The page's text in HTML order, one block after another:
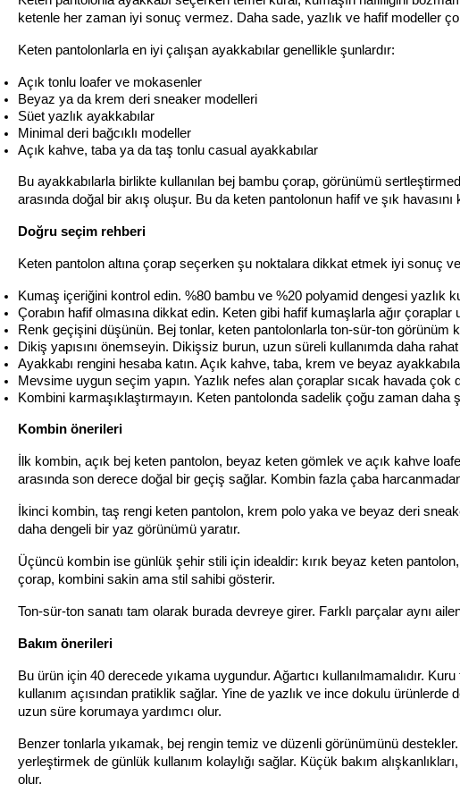
ketenle her zaman iyi sonuç vermez. Daha sade, yazlık ve hafif modeller
Keten pantolonlarla en iyi çalışan ayakkabılar genellikle şunlardır:
Açık tonlu loafer ve mokasenler
Beyaz ya da krem deri sneaker modelleri
Süet yazlık ayakkabılar
Minimal deri bağcıklı modeller
Açık kahve, taba ya da taş tonlu casual ayakkabılar
Bu ayakkabılarla birlikte kullanılan bej bambu çorap, görünümü
arasında doğal bir akış oluşur. Bu da keten pantolonun hafif ve şık havasını
Doğru seçim rehberi
Keten pantolon altına çorap seçerken şu noktalara dikkat etmek iyi sonuç
Kumaş içeriğini kontrol edin. %80 bambu ve %20 polyamid dengesi yazlık
Çorabın hafif olmasına dikkat edin. Keten gibi hafif kumaşlarla ağır çoraplar
Renk geçişini düşünün. Bej tonlar, keten pantolonlarla ton-sür-ton görünüm
Dikiş yapısını önemseyin. Dikişsiz burun, uzun süreli kullanımda daha
Ayakkabı rengini hesaba katın. Açık kahve, taba, krem ve beyaz
Mevsime uygun seçim yapın. Yazlık nefes alan çoraplar sıcak havada çok
Kombini karmaşıklaştırmayın. Keten pantolonda sadelik çoğu zaman daha
Kombin önerileri
İlk kombin, açık bej keten pantolon, beyaz keten gömlek ve açık kahve
arasında son derece doğal bir geçiş sağlar. Kombin fazla çaba
İkinci kombin, taş rengi keten pantolon, krem polo yaka ve beyaz deri
daha dengeli bir yaz görünümü yaratır.
Üçüncü kombin ise günlük şehir stili için idealdir: kırık beyaz keten
çorap, kombini sakin ama stil sahibi gösterir.
Ton-sür-ton sanatı tam olarak burada devreye girer. Farklı parçalar aynı
Bakım önerileri
Bu ürün için 40 derecede yıkama uygundur. Ağartıcı kullanılmamalıdır.
kullanım açısından pratiklik sağlar. Yine de yazlık ve ince dokulu ürünlerde
uzun süre korumaya yardımcı olur.
Benzer tonlarla yıkamak, bej rengin temiz ve düzenli görünümünü
yerleştirmek de günlük kullanım kolaylığı sağlar. Küçük bakım
olur.